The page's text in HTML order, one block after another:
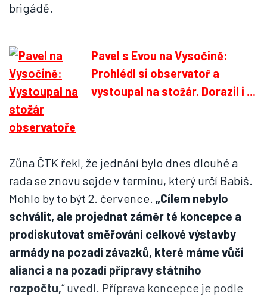
brigádě.
Pavel s Evou na Vysočině:
Prohlédl si observatoř a
vystoupal na stožár. Dorazil i ...
Zůna ČTK řekl, že jednání bylo dnes dlouhé a
rada se znovu sejde v termínu, který určí Babiš.
Mohlo by to být 2. července. „Cílem nebylo
schválit, ale projednat záměr té koncepce a
prodiskutovat směřování celkové výstavby
armády na pozadí závazků, které máme vůči
alianci a na pozadí přípravy státního
rozpočtu,“ uvedl. Příprava koncepce je podle